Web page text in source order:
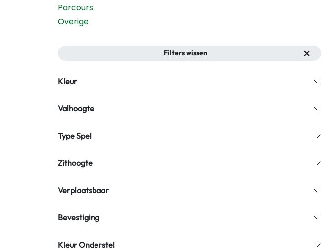
Parcours
Overige
Filters wissen
Kleur
Valhoogte
Type Spel
Zithoogte
Verplaatsbaar
Bevestiging
Kleur Onderstel